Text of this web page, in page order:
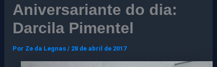
Aniversariante do dia:
Darcila Pimentel
Por Ze da Legnas/ 28 de abril de 2017